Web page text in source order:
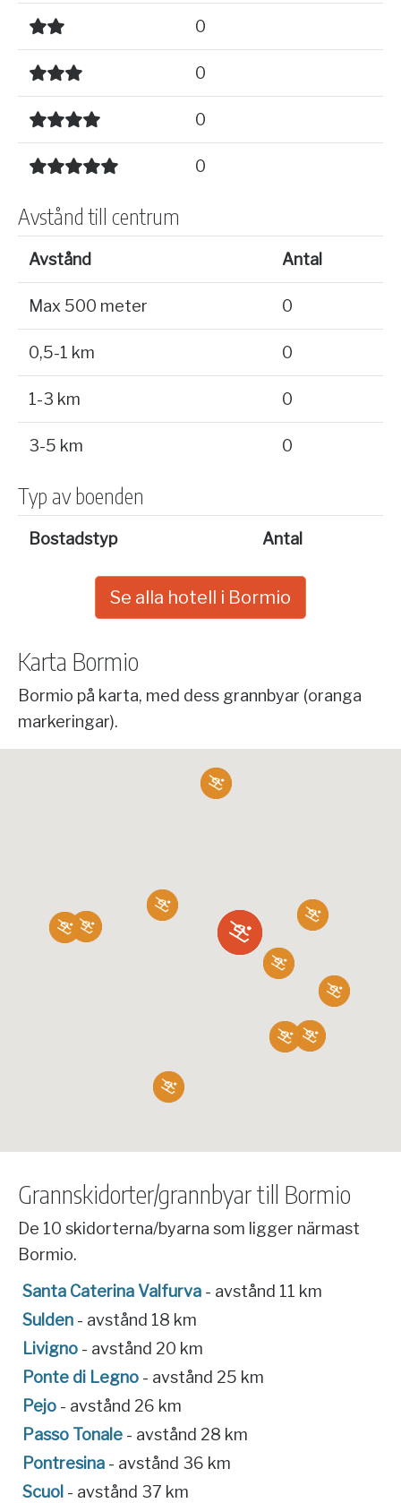
0
0
0
0
Avstånd till centrum
Avstånd Antal
Max 500 meter 0
0,5-1 km 0
1-3 km 0
3-5 km 0
Typ av boenden
Bostadstyp Antal
Se alla hotell i Bormio
Karta Bormio
Bormio på karta, med dess grannbyar (oranga
markeringar).
Grannskidorter/grannbyar till Bormio
De 10 skidorterna/byarna som ligger närmast
Bormio.
Santa Caterina Valfurva - avstånd 11 km
Sulden - avstånd 18 km
Livigno - avstånd 20 km
Ponte di Legno - avstånd 25 km
Pejo - avstånd 26 km
Passo Tonale - avstånd 28 km
Pontresina - avstånd 36 km
Scuol - avstånd 37 km